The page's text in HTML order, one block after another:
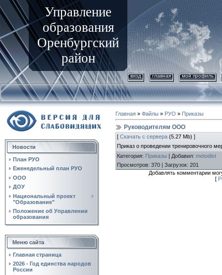
Управление
образования
Оренбургский
район
вход главная мой профиль
Новости
План РУО
Еженедельный план РУО
ООО
ДОУ
Национальный проект
"Образование"
Положение об Управлении
образования
Меню сайта
Главная страница
2026 - Год единства народов
России
Главная » Файлы » РУО » Приказы
Руководителям ООО
[ Скачать с сервера (5.27 Mb) ]
Приказ о проведении тренировочного
Категория: Приказы | Добавил: metodist
Просмотров: 370 | Загрузок: 201
Добавлять комментарии
[